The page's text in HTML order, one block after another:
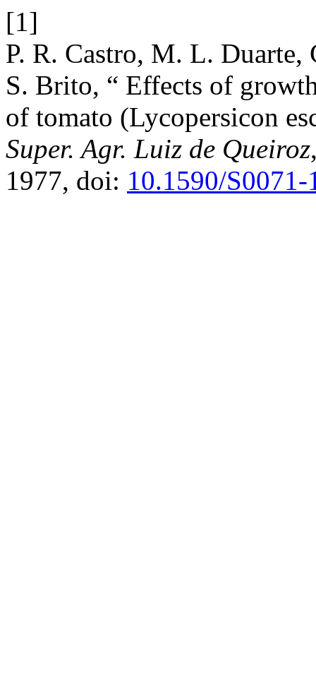
[1]
P. R. Castro, M. L. Duarte,
S. Brito, “ Effects of
of tomato (Lycopersicon
Super. Agr. Luiz de Queiroz
1977, doi: 10.1590/